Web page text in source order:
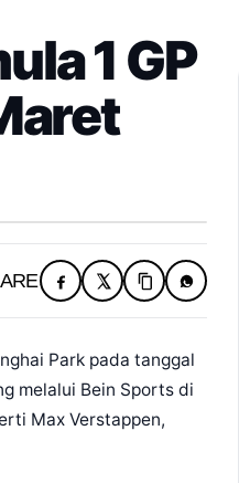
1 GP
Park pada tanggal
melalui Bein Sports di
Max Verstappen,